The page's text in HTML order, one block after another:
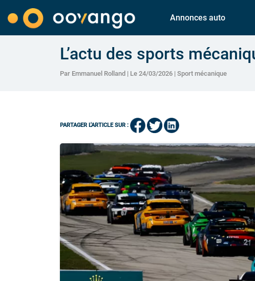
Annonces auto
L’actu des sports
Par Emmanuel Rolland | Le 24/03/2026 | Sport mécanique
PARTAGER L'ARTICLE SUR :